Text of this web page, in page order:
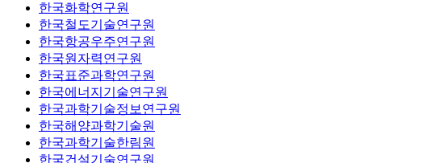
한국화학연구원
한국철도기술연구원
한국항공우주연구원
한국원자력연구원
한국표준과학연구원
한국에너지기술연구원
한국과학기술정보연구원
한국해양과학기술원
한국과학기술한림원
한국건설기술연구원